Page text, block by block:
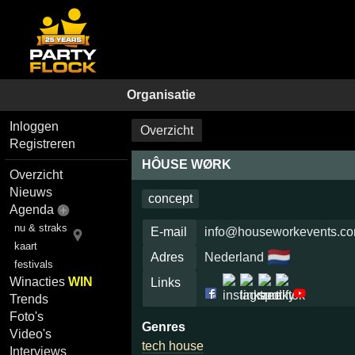
Organisatie
Inloggen
Registreren
Overzicht
Nieuws
Agenda
nu & straks
kaart
festivals
WinactiesWIN
Trends
Foto's
Video's
Interviews
Overzicht
HÔUSE WØRK
concept
E-mail
Adres
Nederland 🇳🇱
Links
Genres
tech house